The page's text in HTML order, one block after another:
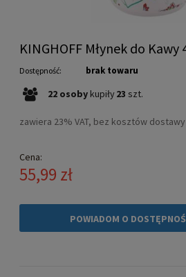
KINGHOFF Młynek do Kawy
Dostępność: brak towaru
22 osoby kupiły 23 szt.
zawiera 23% VAT, bez kosztów dostawy
Cena:
55,99 zł
POWIADOM O